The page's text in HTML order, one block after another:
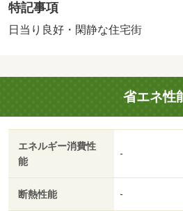
ンターホン／浴室乾燥機／室内洗
場／礼金不要／閑静な住宅地／敷
好
特記事項
日当り良好・閑静な住宅街
省エネ性
エネルギー消費性
能
-
断熱性能 -